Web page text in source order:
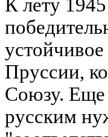
К лету
Пруссии,
Союзу. Еще
русским